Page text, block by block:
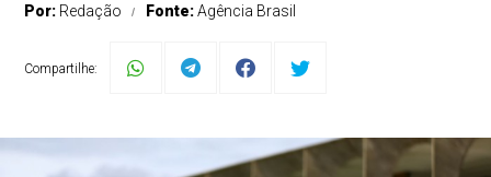
Por: Redação Fonte:Agência Brasil
Compartilhe: